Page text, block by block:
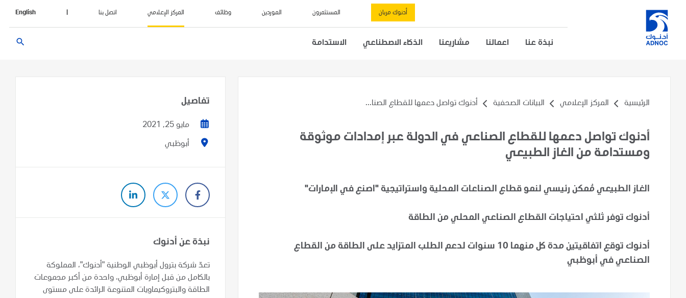
أدنوك مربان المستثمرون الموردين وظائف المركز الإعلامي اتصل بنا English
نبذة عنا اعمالنا مشاريعنا الذكاء الاصطناعي الاستدامة search
الرئيسية المركز الإعلامي البيانات الصحفية أدنوك تواصل دعمها للقطاع الصنا...
أدنوك تواصل دعمها للقطاع الصناعي في الدولة عبر إمدادات موثوقة
ومستدامة من الغاز الطبيعي
الغاز الطبيعي مٌمكن رئيسي لنمو قطاع الصناعات المحلية واستراتيجية "اصنع في الإمارات"
أدنوك توفر ثلثي احتياجات القطاع الصناعي المحلي من الطاقة
أدنوك توقع اتفاقيتين مدة كل منهما 10 سنوات لدعم الطلب المتزايد على الطاقة من القطاع
الصناعي في أبوظبي
تفاصيل
مايو 25, 2021
أبوظبي
نبذة عن أدنوك
تعدّ شركة بترول أبوظبي الوطنية "أدنوك"، المملوكة
بالكامل من قبل إمارة أبوظبي، واحدة من أكبر مجموعات
الطاقة والبتروكيماويات المتنوعة الرائدة على مستوى